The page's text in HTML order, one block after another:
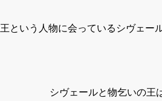
という人物に会っているシヴェー
シヴェールと物乞いの王